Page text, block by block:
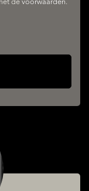
de voorwaarden.